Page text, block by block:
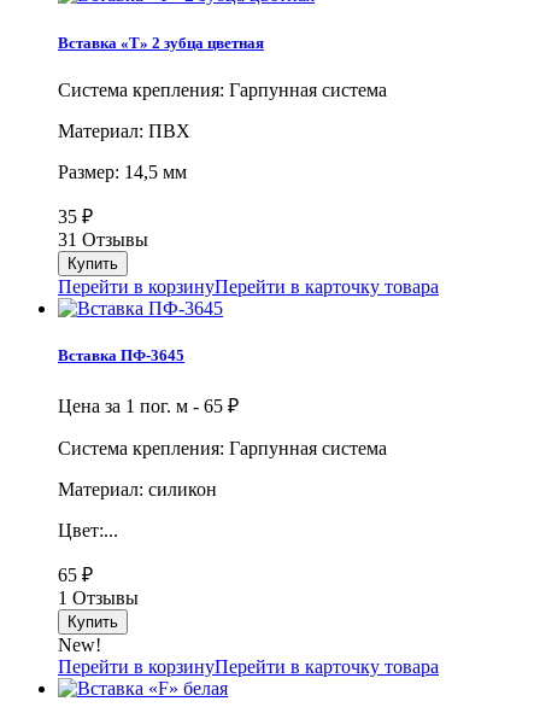
Вставка «Т» 2 зубца цветная
Система крепления: Гарпунная система
Материал: ПВХ
Размер: 14,5 мм
35 ₽
31 Отзывы
Перейти в корзинуПерейти в карточку товара
Вставка ПФ-3645
Цена за 1 пог. м - 65 ₽
Система крепления: Гарпунная система
Материал: силикон
Цвет:...
65 ₽
1 Отзывы
New!
Перейти в корзинуПерейти в карточку товара